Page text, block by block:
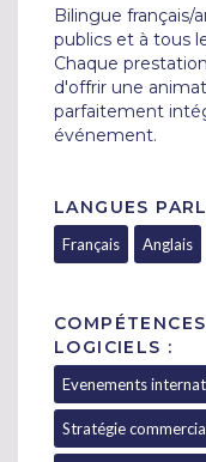
Bilingue français/
publics et à tous
Chaque
d'offrir une
parfaitement
LANGUES
Français Anglais
LOGICIELS :
Evenements
Stratégie